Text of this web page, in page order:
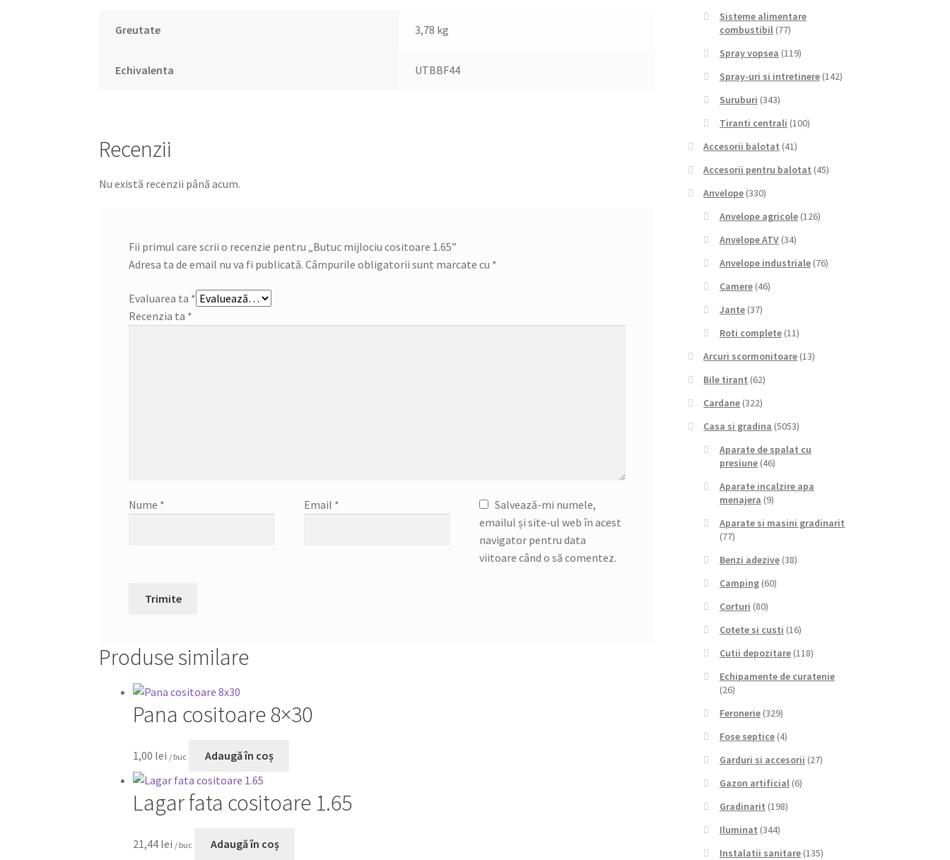
Greutate 3,78 kg
Echivalenta UTBBF44
Recenzii
Nu există recenzii până acum.
Fii primul care scrii o recenzie pentru „Butuc mijlociu cositoare 1.65”
Adresa ta de email nu va fi publicată. Câmpurile obligatorii sunt marcate cu *
Evaluarea ta *
Recenzia ta *
Nume * Email *
Salvează-mi numele,
emailul și site-ul web în acest
navigator pentru data
viitoare când o să comentez.
Produse similare
Pana cositoare 8×30
1,00 lei / buc Adaugă în coș
Lagar fata cositoare 1.65
21,44 lei / buc Adaugă în coș
Sisteme alimentare
combustibil (77)
Spray vopsea (119)
Spray-uri si intretinere (142)
Suruburi (343)
Tiranti centrali (100)
Accesorii balotat (41)
Accesorii pentru balotat (45)
Anvelope (330)
Anvelope agricole (126)
Anvelope ATV (34)
Anvelope industriale (76)
Camere (46)
Jante (37)
Roti complete (11)
Arcuri scormonitoare (13)
Bile tirant (62)
Cardane (322)
Casa si gradina (5053)
Aparate de spalat cu
presiune (46)
Aparate incalzire apa
menajera (9)
Aparate si masini gradinarit
(77)
Benzi adezive (38)
Camping (60)
Corturi (80)
Cotete si custi (16)
Cutii depozitare (118)
Echipamente de curatenie
(26)
Feronerie (329)
Fose septice (4)
Garduri si accesorii (27)
Gazon artificial (6)
Gradinarit (198)
Iluminat (344)
Instalatii sanitare (135)